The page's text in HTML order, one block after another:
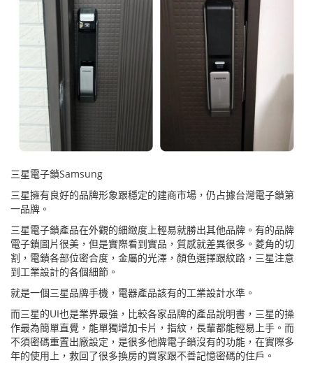
三星電子鎖Samsung
三星擁有良好的品牌形象跟穩定的建商市場，仍占據台灣電子鎖第
一品牌。
三星電子鎖產品在外觀的細緻度上輕易就勝出其他品牌。有的品牌
電子鎖圖片很美，但是實際看到實品，質感就差異很多。菱角的切
割，電鎖各部位密合度，金屬的光澤，顏色選擇跟紋路，三星注意
到工業設計的各個細節。
就是一個三星品牌手機，電器產品該有的工業設計水準。
而三星的UI也是業界最強，比較各家品牌的產品說明書，三星的操
作最為簡單直覺，能單獨增加卡片，指紋，長輩都能輕易上手。而
不須密碼重置出廠設定，是很多他牌電子鎖沒有的功能，在實際多
年的使用上，救回了很多換房的買家跟不善記憶密碼的住戶。